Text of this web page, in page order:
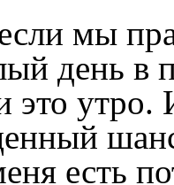
мы
день в
это утро.
есть